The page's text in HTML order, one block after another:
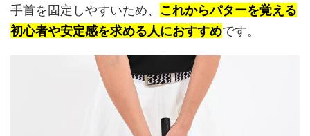
手首を固定しやすいため、 これからパターを覚える
初心者や安定感を求める人におすすめです。